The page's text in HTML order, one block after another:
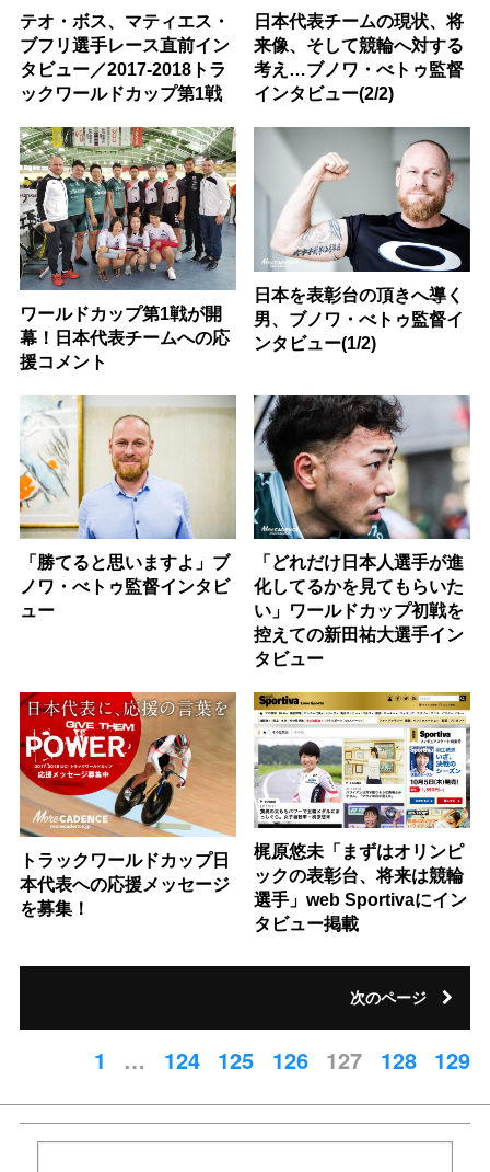
テオ・ボス、マティエス・
ブフリ選手レース直前イン
タビュー／2017-2018トラ
ックワールドカップ第1戦
日本代表チームの現状、将
来像、そして競輪へ対する
考え…ブノワ・べトゥ監督
インタビュー(2/2)
ワールドカップ第1戦が開
幕！日本代表チームへの応
援コメント
日本を表彰台の頂きへ導く
男、ブノワ・べトゥ監督イ
ンタビュー(1/2)
「勝てると思いますよ」ブ
ノワ・べトゥ監督インタビ
ュー
「どれだけ日本人選手が進
化してるかを見てもらいた
い」ワールドカップ初戦を
控えての新田祐大選手イン
タビュー
トラックワールドカップ日
本代表への応援メッセージ
を募集！
梶原悠未「まずはオリンピ
ックの表彰台、将来は競輪
選手」web Sportivaにイン
タビュー掲載
次のページ
1 … 124 125 126 127 128 129